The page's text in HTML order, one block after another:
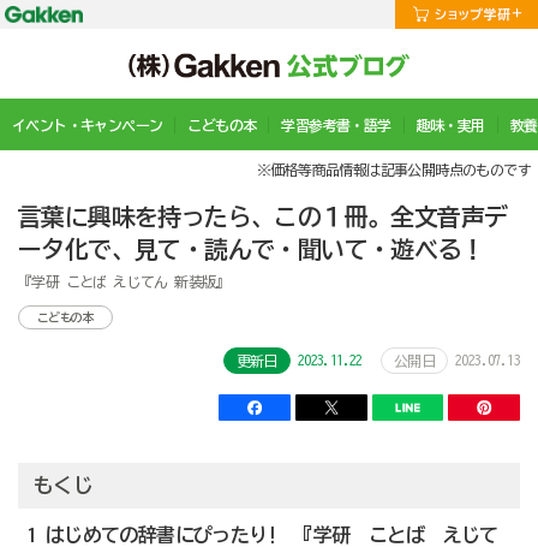
イベント・キャンペーン こどもの本 学習参考書・語学 趣味・実用 教
※価格等商品情報は記事公開時点のものです
言葉に興味を持ったら、この１冊。全文音声デ
ータ化で、見て・読んで・聞いて・遊べる！
『学研 ことば えじてん 新装版』
こどもの本
更新日 2023.11.22 公開日 2023.07.13
もくじ
1 はじめての辞書にぴったり! 『学研 ことば えじて